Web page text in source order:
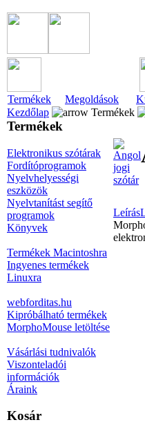
Termékek Megoldások
Kezdőlap
Termékek
Termékek
Elektronikus szótárak
Fordítóprogramok
Nyelvhelyességi
eszközök
Nyelvtanítást segítő
programok
Könyvek
Termékek Macintoshra
Ingyenes termékek
Linuxra
webforditas.hu
Kipróbálható termékek
MorphoMouse letöltése
Vásárlási tudnivalók
Viszonteladói
információk
Áraink
Kosár
Leírás